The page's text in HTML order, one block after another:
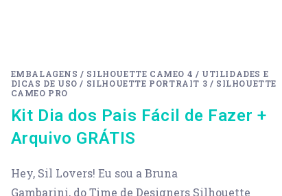
EMBALAGENS / SILHOUETTE CAMEO 4 / UTILIDADES E
DICAS DE USO / SILHOUETTE PORTRAIT 3 / SILHOUETTE
CAMEO PRO
Kit Dia dos Pais Fácil de Fazer +
Arquivo GRÁTIS
Hey, Sil Lovers! Eu sou a Bruna
Gambarini, do Time de Designers Silhouette